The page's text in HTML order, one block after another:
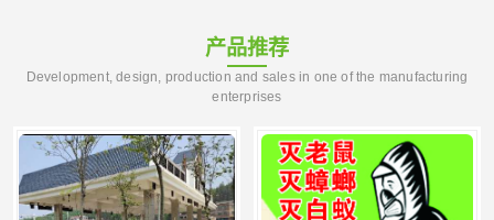
产品推荐
Development, design, production and sales in one of the manufacturing
enterprises